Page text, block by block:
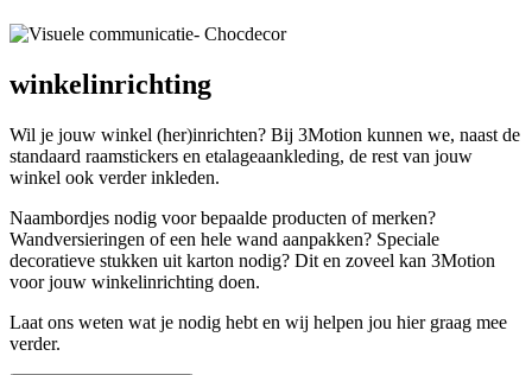
winkelinrichting
Wil je jouw winkel (her)inrichten? Bij 3Motion kunnen we, naast de
standaard raamstickers en etalageaankleding, de rest van jouw
winkel ook verder inkleden.
Naambordjes nodig voor bepaalde producten of merken?
Wandversieringen of een hele wand aanpakken? Speciale
decoratieve stukken uit karton nodig? Dit en zoveel kan 3Motion
voor jouw winkelinrichting doen.
Laat ons weten wat je nodig hebt en wij helpen jou hier graag mee
verder.